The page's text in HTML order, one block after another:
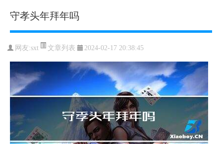
守孝头年拜年吗
网友:sxt 文章列表 2024-02-17 20:38:45